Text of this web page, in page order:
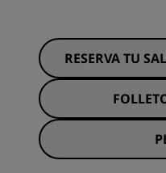
RESERVA TU